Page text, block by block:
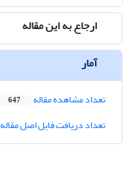
ارجاع به این مقاله
آمار
تعداد مشاهده مقاله 647
تعداد دریافت فایل اصل مقاله